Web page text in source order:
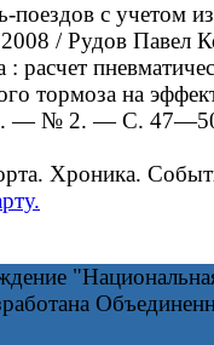
с учетом
/ Рудов Павел
расчет
тормоза на
— № 2. — С.
Хроника.